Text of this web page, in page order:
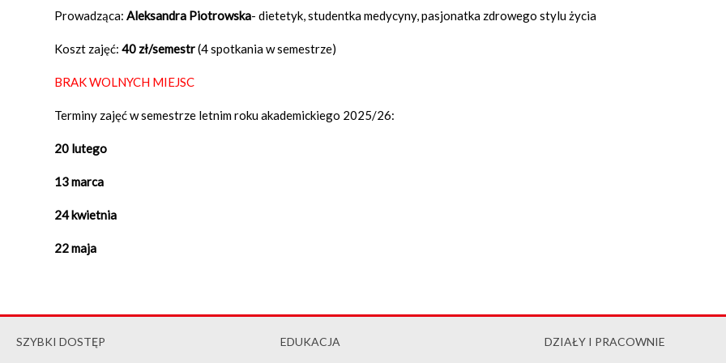
Prowadząca: Aleksandra Piotrowska- dietetyk, studentka medycyny, pasjonatka zdrowego stylu życia
Koszt zajęć: 40 zł/semestr(4 spotkania w semestrze)
BRAK WOLNYCH MIEJSC
Terminy zajęć w semestrze letnim roku akademickiego 2025/26:
20 lutego
13 marca
24 kwietnia
22 maja
SZYBKI DOSTĘP EDUKACJA DZIAŁY I PRACOWNIE